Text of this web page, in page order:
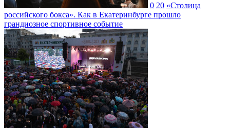
0 20 «Столица
российского бокса». Как в Екатеринбурге прошло
грандиозное спортивное событие